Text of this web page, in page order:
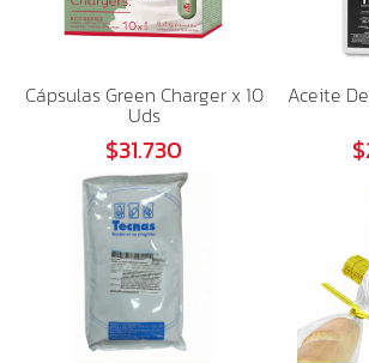
Cápsulas Green Charger x 10
Uds
$31.730
Aceite